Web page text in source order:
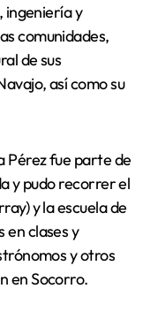
ingeniería y
comunidades,
de sus
así como su
Pérez fue parte de
y pudo recorrer el
y la escuela de
en clases y
y otros
en Socorro.